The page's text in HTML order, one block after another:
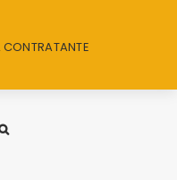
CONTRATANTE